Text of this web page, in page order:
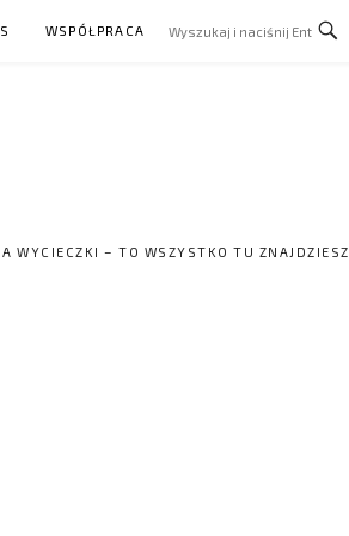
WSPÓŁPRACA
WYCIECZKI – TO WSZYSTKO TU ZNAJDZIESZ